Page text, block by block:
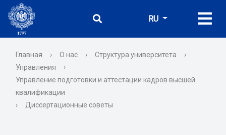
RU
Главная › О нас › Структура университета
›
Управления
›
Управление подготовки и аттестации кадров высшей
квалификации
›
Диссертационные советы